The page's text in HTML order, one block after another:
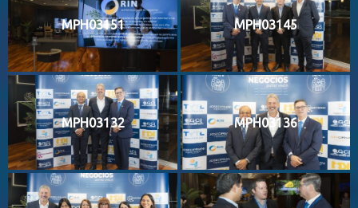
MPH03151 MPH03145
MPH03132 MPH03136